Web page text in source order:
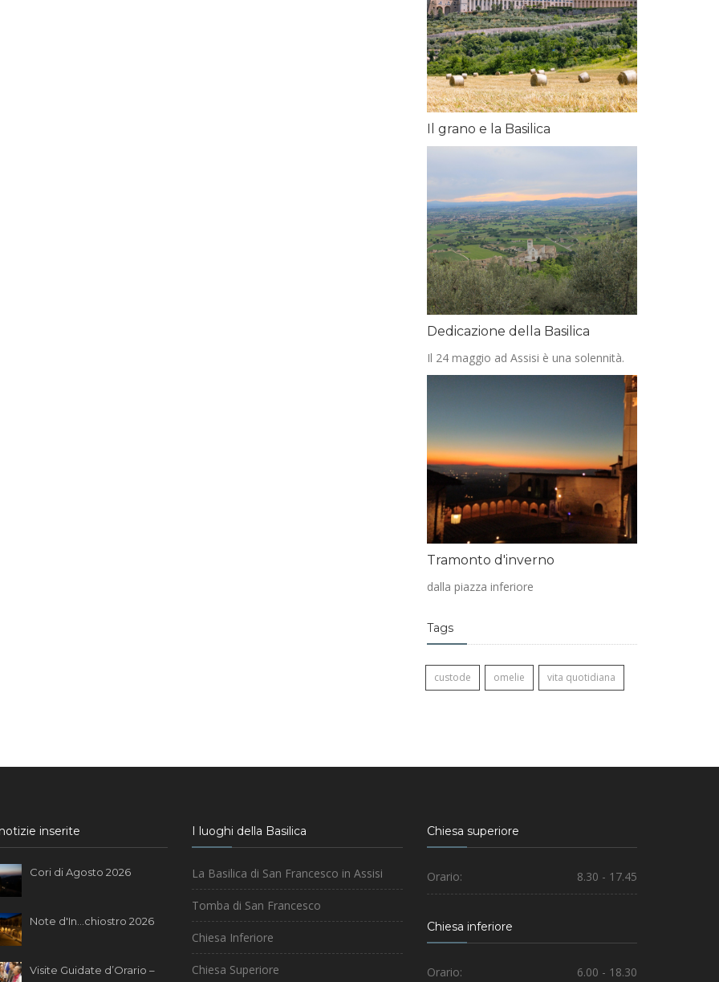
Il grano e la Basilica
Dedicazione della Basilica
Il 24 maggio ad Assisi è una solennità.
Tramonto d'inverno
dalla piazza inferiore
Tags
custode omelie vita quotidiana
inserite
Cori di Agosto 2026
Note d'In...chiostro 2026
Visite Guidate d’Orario –
I luoghi della Basilica
La Basilica di San Francesco in Assisi
Tomba di San Francesco
Chiesa Inferiore
Chiesa Superiore
Chiesa superiore
Orario: 8.30 - 17.45
Chiesa inferiore
Orario: 6.00 - 18.30